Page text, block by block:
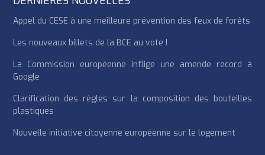
Appel du CESE à une meilleure prévention des feux de forêts
Les nouveaux billets de la BCE au vote !
La Commission européenne inflige une amende record à
Google
Clarification des règles sur la composition des bouteilles
plastiques
Nouvelle initiative citoyenne européenne sur le logement